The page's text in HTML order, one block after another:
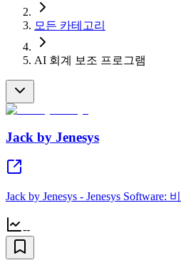
모든 카테고리
AI 회계 보조 프로그램
Jack by Jenesys
Jack by Jenesys - Jenesys
--